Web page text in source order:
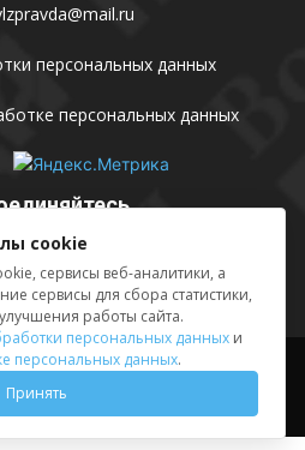
персональных данных
персональных данных
данные Sing in
«Волжская правда», 2012-2026
cookie
сервисы веб-аналитики, а
сервисы для сбора статистики,
работы сайта.
персональных данных и
персональных данных.
Принять